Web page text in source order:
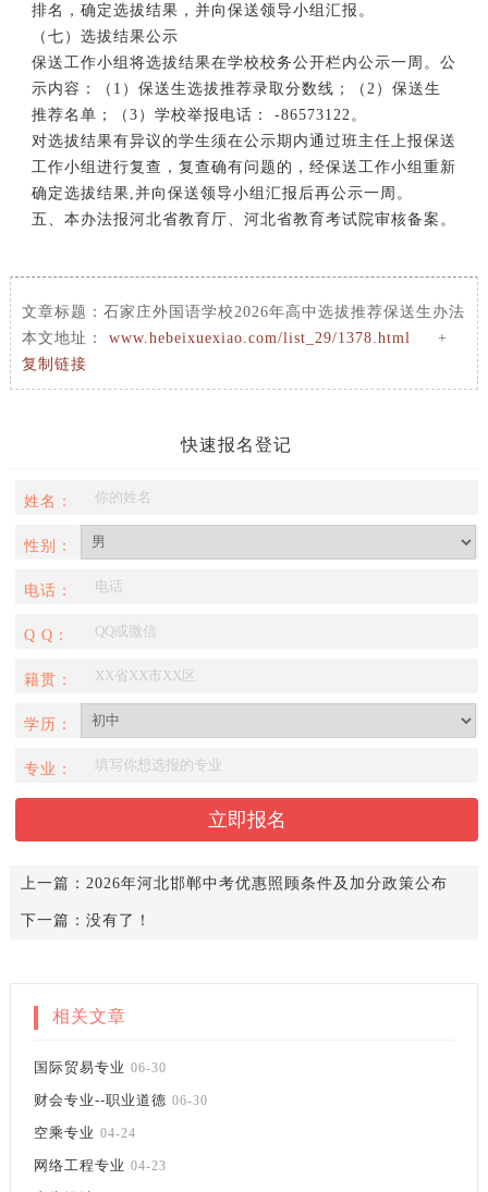
排名，确定选拔结果，并向保送领导小组汇报。
（七）选拔结果公示
保送工作小组将选拔结果在学校校务公开栏内公示一周。公
示内容：（1）保送生选拔推荐录取分数线；（2）保送生
推荐名单；（3）学校举报电话： -86573122。
对选拔结果有异议的学生须在公示期内通过班主任上报保送
工作小组进行复查，复查确有问题的，经保送工作小组重新
确定选拔结果,并向保送领导小组汇报后再公示一周。
五、本办法报河北省教育厅、河北省教育考试院审核备案。
文章标题： 石家庄外国语学校2026年高中选拔推荐保送生办法
本文地址： www.hebeixuexiao.com/list_29/1378.html
+
复制链接
快速报名登记
姓名：
性别：
电话：
Q Q：
籍贯：
学历：
专业：
上一篇： 2026年河北邯郸中考优惠照顾条件及加分政策公布
下一篇：没有了！
相关文章
国际贸易专业 06-30
财会专业--职业道德 06-30
空乘专业 04-24
网络工程专业 04-23